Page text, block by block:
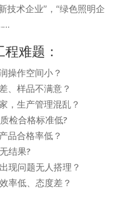
技术企业”，“绿色照明企
难题：
操作空间小？
、样品不满意？
，生产管理混乱？
检合格标准低?
品合格率低？
结果?
现问题无人搭理？
率低、态度差？